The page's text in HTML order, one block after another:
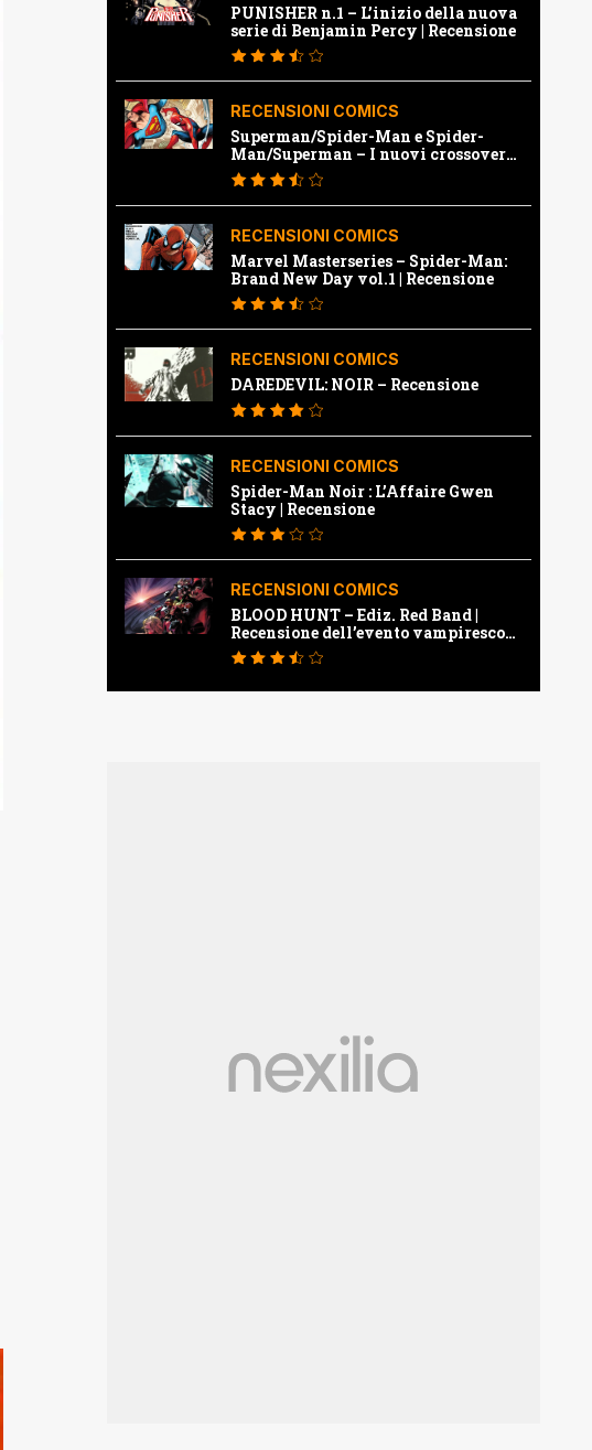
PUNISHER n.1 – L’inizio della nuova
serie di Benjamin Percy | Recensione
RECENSIONI COMICS
Superman/Spider-Man e Spider-
Man/Superman – I nuovi crossover
Marvel e Dc | Recensione
RECENSIONI COMICS
Marvel Masterseries – Spider-Man:
Brand New Day vol.1 | Recensione
RECENSIONI COMICS
DAREDEVIL: NOIR – Recensione
RECENSIONI COMICS
Spider-Man Noir : L’Affaire Gwen
Stacy | Recensione
RECENSIONI COMICS
BLOOD HUNT – Ediz. Red Band |
Recensione dell’evento vampiresco
della Marvel